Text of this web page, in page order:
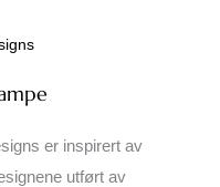
er inspirert av
utført av